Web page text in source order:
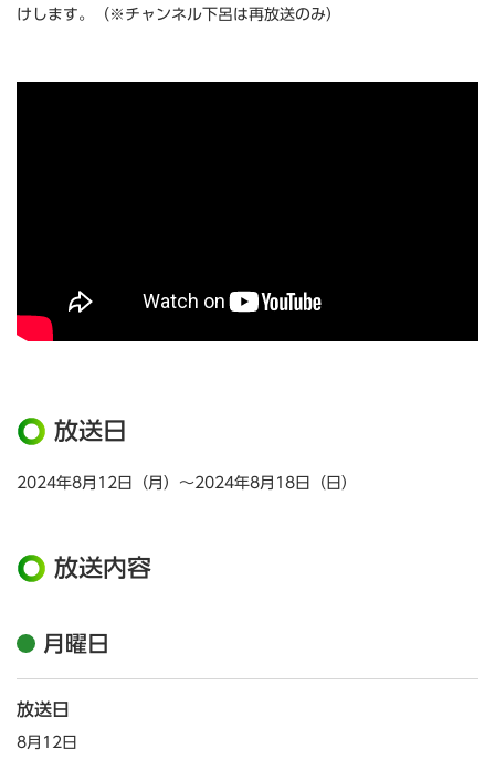
けします。（※チャンネル下呂は再放送のみ）
放送日
2024年8月12日（月）～2024年8月18日（日）
放送内容
月曜日
放送日
8月12日